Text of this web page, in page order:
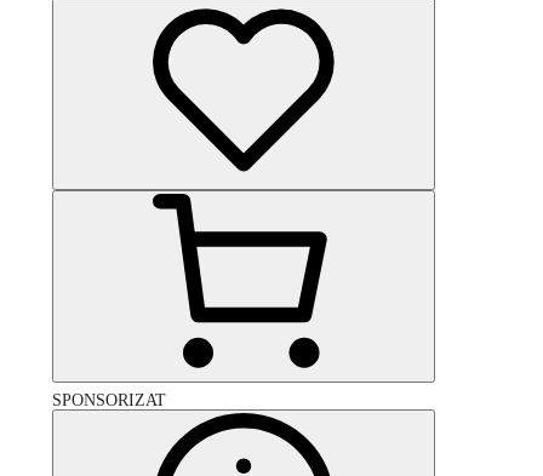
SPONSORIZAT